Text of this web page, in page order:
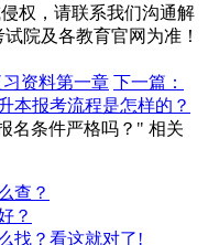
权，请联系我们沟通解
院及各教育官网为准！
习资料第一章 下一篇：
本报考流程是怎样的？
名条件严格吗？" 相关
查？
？
找？看这就对了!